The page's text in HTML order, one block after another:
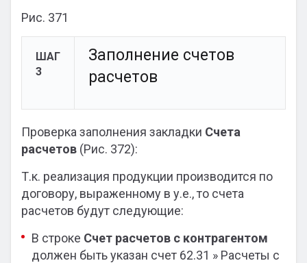
Рис. 371
ШАГ
3
Заполнение счетов
расчетов
Проверка заполнения закладки Счета
расчетов (Рис. 372):
Т.к. реализация продукции производится по
договору, выраженному в у.е., то счета
расчетов будут следующие:
В строке Счет расчетов с контрагентом
должен быть указан счет 62.31 » Расчеты с